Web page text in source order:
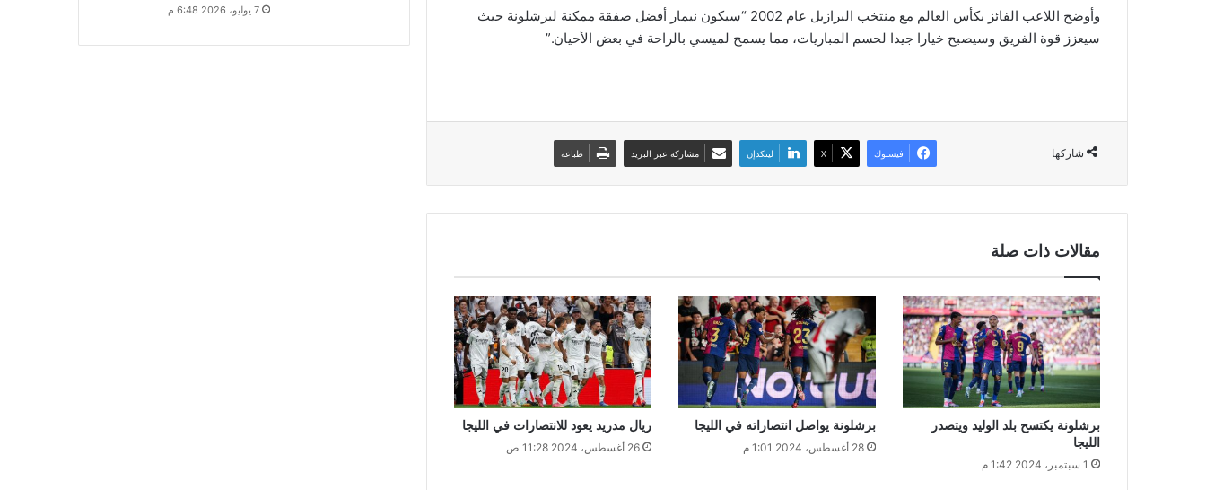
وأوضح اللاعب الفائز بكأس العالم مع منتخب البرازيل عام 2002 “سيكون نيمار أفضل صفقة ممكنة لبرشلونة حيث
سيعزز قوة الفريق وسيصبح خيارا جيدا لحسم المباريات، مما يسمح لميسي بالراحة في بعض الأحيان.”
شاركها فيسبوك ‫X لينكدإن مشاركة عبر البريد طباعة
مقالات ذات صلة
برشلونة يكتسح بلد الوليد ويتصدر
الليجا
1 سبتمبر، 2024 1:42 م
برشلونة يواصل انتصاراته في الليجا
28 أغسطس، 2024 1:01 م
ريال مدريد يعود للانتصارات في الليجا
26 أغسطس، 2024 11:28 ص
7 يوليو، 2026 6:48 م